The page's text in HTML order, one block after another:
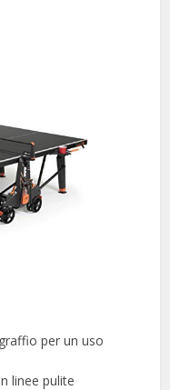
per un uso
linee pulite